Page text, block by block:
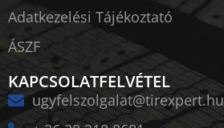
Adatkezelési Tájékoztató
ÁSZF
KAPCSOLATFELVÉTEL
ugyfelszolgalat@tirexpert.hu